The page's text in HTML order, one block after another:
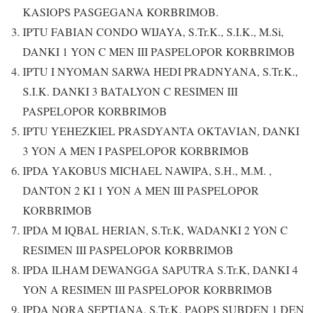
KASIOPS PASGEGANA KORBRIMOB.
IPTU FABIAN CONDO WIJAYA, S.Tr.K., S.I.K., M.Si,
DANKI 1 YON C MEN III PASPELOPOR KORBRIMOB
IPTU I NYOMAN SARWA HEDI PRADNYANA, S.Tr.K.,
S.I.K. DANKI 3 BATALYON C RESIMEN III
PASPELOPOR KORBRIMOB
IPTU YEHEZKIEL PRASDYANTA OKTAVIAN, DANKI
3 YON A MEN I PASPELOPOR KORBRIMOB
IPDA YAKOBUS MICHAEL NAWIPA, S.H., M.M. ,
DANTON 2 KI 1 YON A MEN III PASPELOPOR
KORBRIMOB
IPDA M IQBAL HERIAN, S.Tr.K, WADANKI 2 YON C
RESIMEN III PASPELOPOR KORBRIMOB
IPDA ILHAM DEWANGGA SAPUTRA S.Tr.K, DANKI 4
YON A RESIMEN III PASPELOPOR KORBRIMOB
IPDA NORA SEPTIANA, S.Tr.K, PAOPS SUBDEN 1 DEN